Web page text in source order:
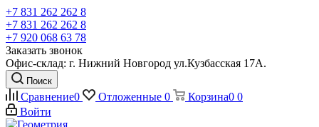
+7 831 262 262 8
+7 831 262 262 8
+7 920 068 63 78
Заказать звонок
Офис-склад: г. Нижний Новгород ул.Кузбасская 17А.
Поиск
Сравнение0 Отложенные 0 Корзина0 0
Войти